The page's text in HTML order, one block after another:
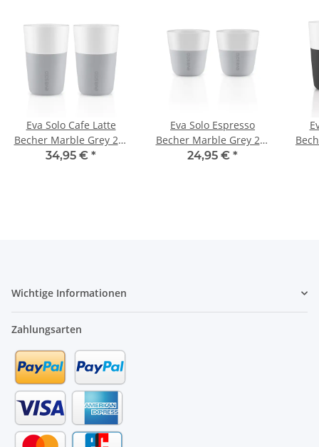
Eva Solo Cafe Latte
Becher Marble Grey 2er
Set
34,95 € *
Eva Solo Espresso
Becher Marble Grey 2er
Set
24,95 € *
Wichtige Informationen
Zahlungsarten